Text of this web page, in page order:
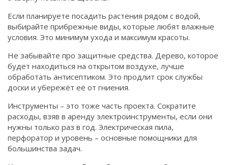
Если планируете посадить растения рядом с водой,
выбирайте прибрежные виды, которые любят влажные
условия. Это минимум ухода и максимум красоты.
Не забывайте про защитные средства. Дерево, которое
будет находиться на открытом воздухе, лучше
обработать антисептиком. Это продлит срок службы
доски и убережёт её от гниения.
Инструменты – это тоже часть проекта. Сократите
расходы, взяв в аренду электроинструменты, если они
нужны только раз в год. Электрическая пила,
перфоратор и уровень – основные помощники для
большинства задач.